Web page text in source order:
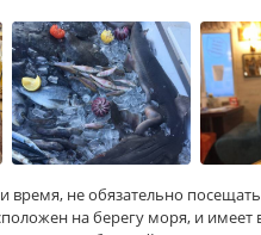
не обязательно
на берегу моря, и